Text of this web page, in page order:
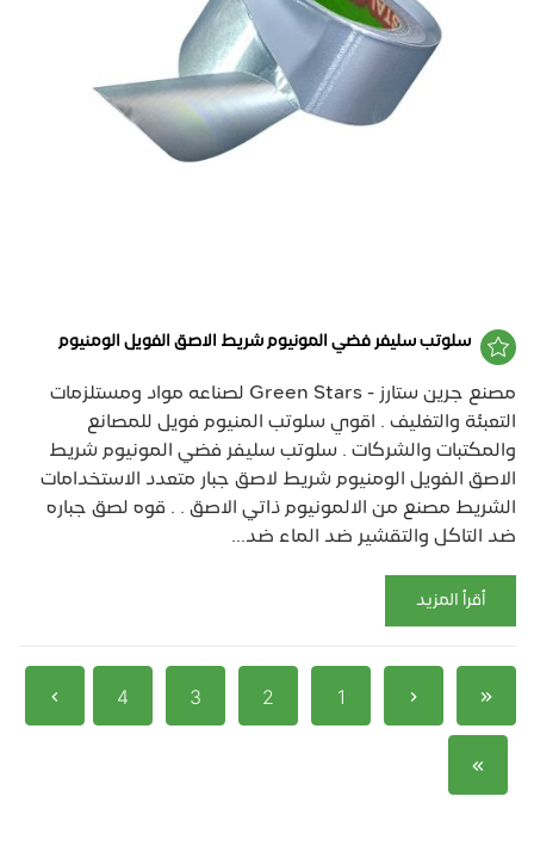
سلوتب سليفر فضي المونيوم شريط الاصق الفويل الومنيوم
مصنع جرين ستارز - Green Stars لصناعه مواد ومستلزمات
التعبئة والتغليف . اقوي سلوتب المنيوم فويل للمصانع
والمكتبات والشركات . سلوتب سليفر فضي المونيوم شريط
الاصق الفويل الومنيوم شريط لاصق جبار متعدد الاستخدامات
الشريط مصنع من الالمونيوم ذاتي الاصق . . قوه لصق جباره
ضد التاكل والتقشير ضد الماء ضد...
أقرأ المزيد
1
2
3
4